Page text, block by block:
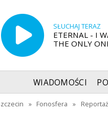
SŁUCHAJ TERAZ
ETERNAL - I
THE ONLY
WIADOMOŚCI
» Fonosfera »